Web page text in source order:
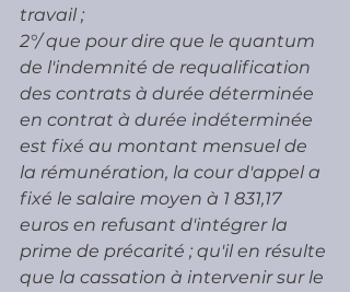
travail ;
2°/ que pour dire que le quantum
de l'indemnité de requalification
des contrats à durée déterminée
en contrat à durée indéterminée
est fixé au montant mensuel de
la rémunération, la cour d'appel a
fixé le salaire moyen à 1 831,17
euros en refusant d'intégrer la
prime de précarité ; qu'il en résulte
que la cassation à intervenir sur le